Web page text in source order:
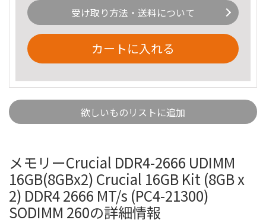
受け取り方法・送料について
カートに入れる
欲しいものリストに追加
メモリーCrucial DDR4-2666 UDIMM
16GB(8GBx2) Crucial 16GB Kit (8GB x
2) DDR4 2666 MT/s (PC4-21300)
SODIMM 260の詳細情報